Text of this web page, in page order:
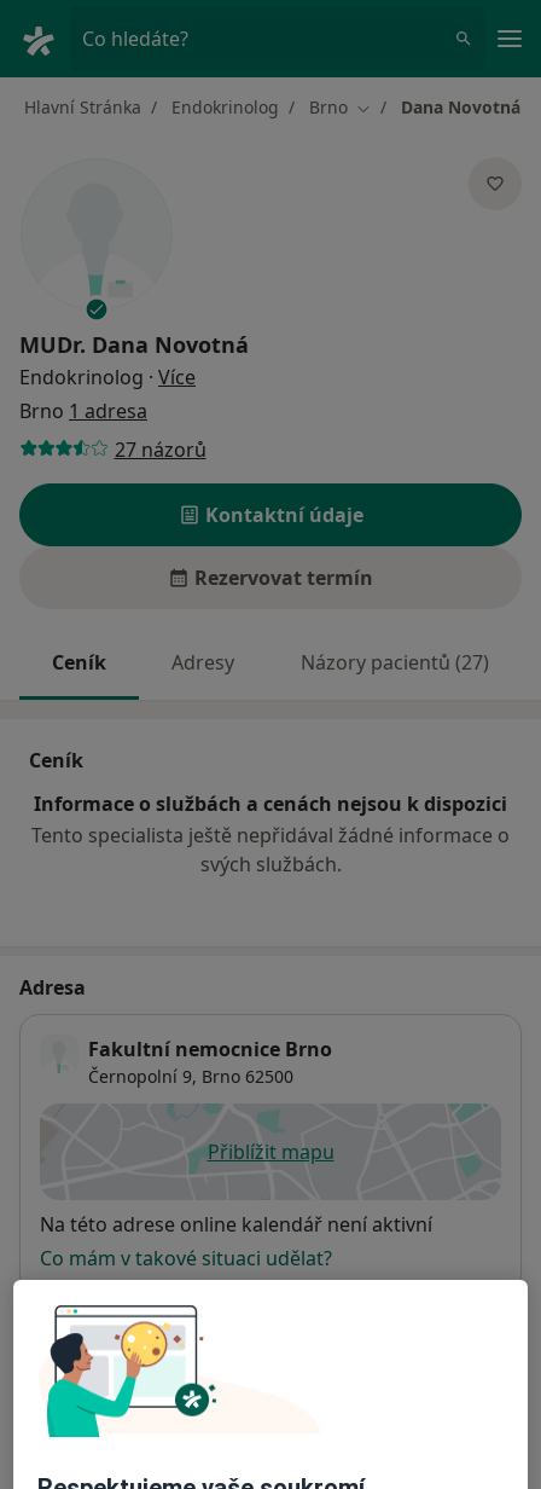
Co hledáte?
Hlavní Stránka Endokrinolog Brno Změna města
Dana Novotná
MUDr. Dana Novotná
Endokrinolog · Více
Brno 1 adresa
27 názorů
Kontaktní údaje
Rezervovat termín
Ceník Adresy Názory pacientů (27)
Ceník
Informace o službách a cenách nejsou k dispozici
Tento specialista ještě nepřidával žádné informace o
svých službách.
Adresa
Fakultní nemocnice Brno
Černopolní 9, Brno 62500
Přiblížit mapuse otevře v nové záložce
Dostupnost
Na této adrese online kalendář není aktivní
Co mám v takové situaci udělat?
Způsoby platby (soukromé návštěvy)
Na teto adrese lékař přijímá pacienty na pojišťovnu
Detaily